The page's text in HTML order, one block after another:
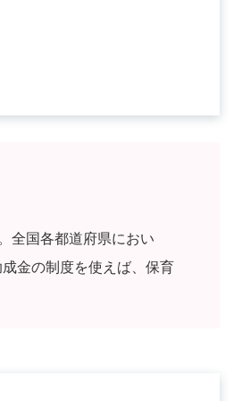
全国各都道府県におい
金の制度を使えば、保育